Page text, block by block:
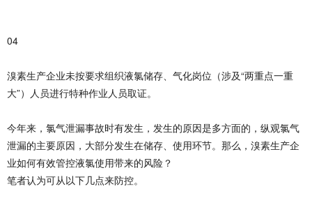
04
溴素生产企业未按要求组织液氯储存、气化岗位（涉及“两重点一重
大”）人员进行特种作业人员取证。
今年来，氯气泄漏事故时有发生，发生的原因是多方面的，纵观氯气
泄漏的主要原因，大部分发生在储存、使用环节。那么，溴素生产企
业如何有效管控液氯使用带来的风险？
笔者认为可从以下几点来防控。